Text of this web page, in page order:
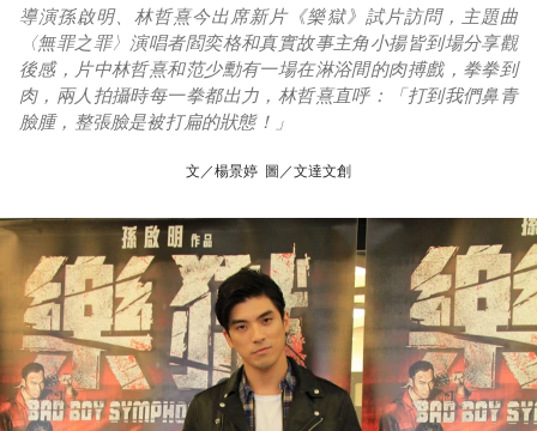
導演孫啟明、林哲熹今出席新片《樂獄》試片訪問，主題曲
〈無罪之罪〉演唱者閻奕格和真實故事主角小揚皆到場分享觀
後感，片中林哲熹和范少勳有一場在淋浴間的肉搏戲，拳拳到
肉，兩人拍攝時每一拳都出力，林哲熹直呼：「打到我們鼻青
臉腫，整張臉是被打扁的狀態！」
文／楊景婷 圖／文達文創